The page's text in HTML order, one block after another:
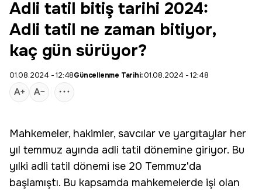
Adli tatil bitiş tarihi 2024:
Adli tatil ne zaman bitiyor,
kaç gün sürüyor?
01.08.2024 - 12:48Güncellenme Tarihi:01.08.2024 - 12:48
Mahkemeler, hakimler, savcılar ve yargıtaylar her
yıl temmuz ayında adli tatil dönemine giriyor. Bu
yılki adli tatil dönemi ise 20 Temmuz'da
başlamıştı. Bu kapsamda mahkemelerde işi olan